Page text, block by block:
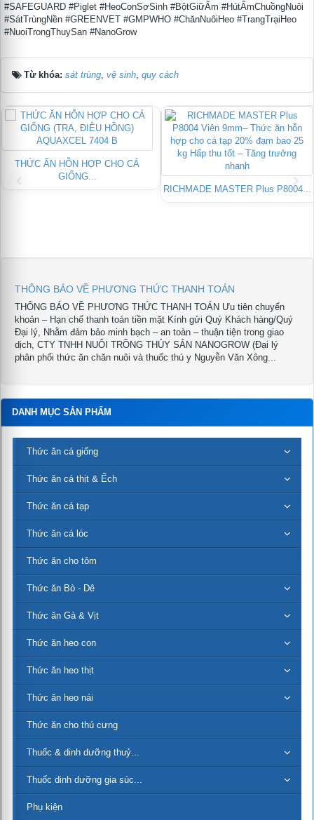
#SAFEGUARD #Piglet #HeoConSơSinh #BộtGiữẤm #HútẨmChuồngNuôi
#SátTrùngNền #GREENVET #GMPWHO #ChănNuôiHeo #TrangTrạiHeo
#NuoiTrongThuySan #NanoGrow
Từ khóa: sát trùng, vệ sinh, quy cách
THỨC ĂN HỖN HỢP CHO CÁ
GIỐNG...
RICHMADE MASTER Plus P8004...
THÔNG BÁO VỀ PHƯƠNG THỨC THANH TOÁN
THÔNG BÁO VỀ PHƯƠNG THỨC THANH TOÁN Ưu tiên chuyển
khoản – Hạn chế thanh toán tiền mặt Kính gửi Quý Khách hàng/Quý
Đại lý, Nhằm đảm bảo minh bạch – an toàn – thuận tiện trong giao
dịch, CTY TNHH NUÔI TRỒNG THỦY SẢN NANOGROW (Đại lý
phân phối thức ăn chăn nuôi và thuốc thú y Nguyễn Văn Xông...
DANH MỤC SẢN PHẨM
Thức ăn cá giống
Thức ăn cá thịt & Ếch
Thức ăn cá tạp
Thức ăn cá lóc
Thức ăn cho tôm
Thức ăn Bò - Dê
Thức ăn Gà & Vịt
Thức ăn heo con
Thức ăn heo thịt
Thức ăn heo nái
Thức ăn cho thú cưng
Thuốc & dinh dưỡng thuỷ...
Thuốc dinh dưỡng gia súc...
Phụ kiện